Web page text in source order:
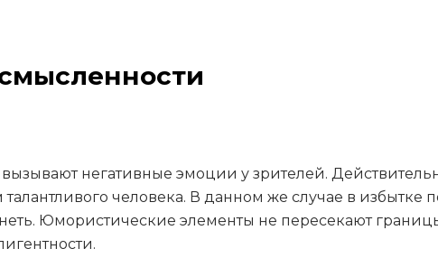
негативные эмоции у зрителей.
человека. В данном же случае в
Юмористические элементы не пересекают